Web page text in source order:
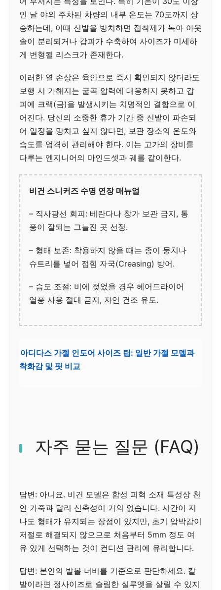
인 날 야외 주차된 차량의 내부 온도는 70도까지 상
승하는데, 이때 신발을 방치하면 접착제가 녹아 아웃
솔이 분리되거나 갑피가 수축하여 사이즈가 미세하
게 변형될 리스크가 존재한다.
이러한 열 손상은 육안으로 즉시 확인되지 않더라도
보행 시 가해지는 굴곡 압력에 대응하지 못하고 갑
피에 크랙(금)을 발생시키는 치명적인 결함으로 이
어진다. 당신의 소중한 휴가 기간 중 신발이 파손되
어 일정을 망치고 싶지 않다면, 보관 장소의 온도와
습도를 엄격히 관리해야 한다. 이는 고가의 장비를
다루는 엔지니어의 마인드셋과 궤를 같이한다.
비건 스니커즈 수명 연장 매뉴얼
– 직사광선 회피: 베란다나 창가 보관 금지, 통
풍이 잘되는 그늘진 곳 선정.
– 형태 보존: 착용하지 않을 때는 종이 뭉치나
슈트리를 넣어 접힘 자국(Creasing) 방어.
– 습도 조절: 비에 젖었을 경우 헤어드라이어
열풍 사용 절대 금지, 자연 건조 유도.
아디다스 가젤 인도어 사이즈 팁: 일반 가젤 모델과
착화감 및 핏 비교
자주 묻는 질문 (FAQ)
답변: 아니요. 비건 모델은 합성 피혁 소재 특성상 천
연 가죽과 달리 신축성이 거의 없습니다. 시간이 지
나도 형태가 유지되는 장점이 있지만, 초기 압박감이
저절로 해결되지 않으므로 처음부터 5mm 정도 여
유 있게 선택하는 것이 컨디션 관리에 유리합니다.
답변: 본인의 발볼 너비를 기준으로 판단하세요. 칼
발이라면 정사이즈로 슬림한 실루엣을 살릴 수 있지